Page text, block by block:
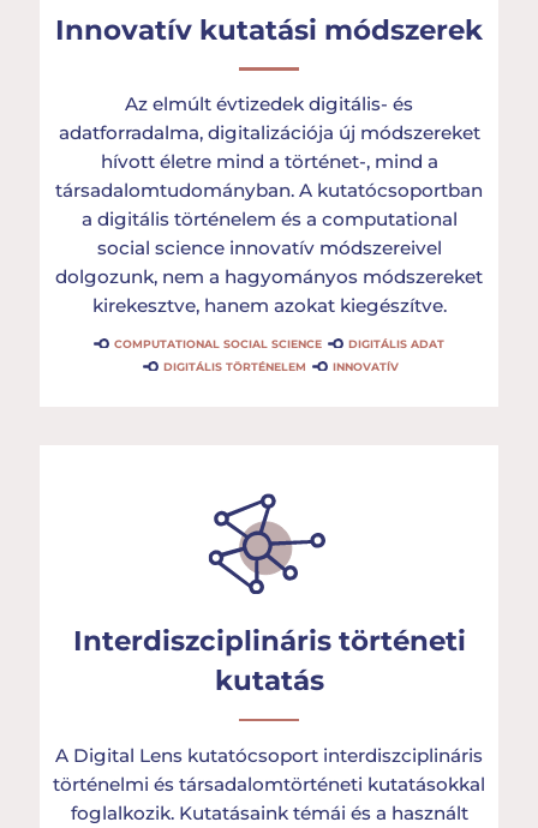
Innovatív kutatási módszerek
Az elmúlt évtizedek digitális- és
adatforradalma, digitalizációja új módszereket
hívott életre mind a történet-, mind a
társadalomtudományban. A kutatócsoportban
a digitális történelem és a computational
social science innovatív módszereivel
dolgozunk, nem a hagyományos módszereket
kirekesztve, hanem azokat kiegészítve.
COMPUTATIONAL SOCIAL SCIENCE
DIGITÁLIS ADAT
DIGITÁLIS TÖRTÉNELEM
INNOVATÍV
Interdiszciplináris történeti
kutatás
A Digital Lens kutatócsoport interdiszciplináris
történelmi és társadalomtörténeti kutatásokkal
foglalkozik. Kutatásaink témái és a használt